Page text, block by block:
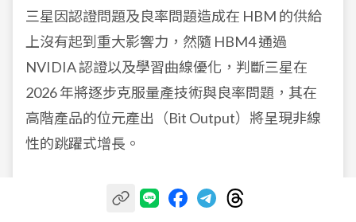
三星因認證問題及良率問題造成在 HBM 的供給
上沒有起到重大影響力，然隨 HBM4 通過
NVIDIA 認證以及學習曲線優化，判斷三星在
2026 年將逐步克服量產技術與良率問題，其在
高階產品的位元產出（Bit Output）將呈現非線
性的跳躍式增長。
因此，要取得超過 14% 的供給增長，並不需要完
全等待 2027 年或 2028 年的新廠房落成才能達